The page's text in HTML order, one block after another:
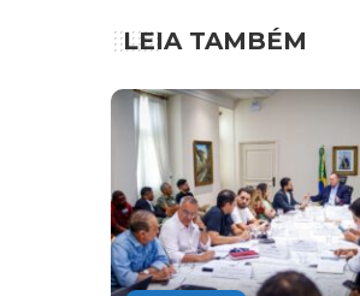
LEIA TAMBÉM